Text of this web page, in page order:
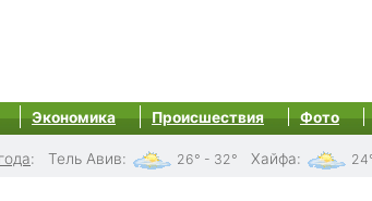
Экономика Происшествия Фото
: Тель Авив: 26° - 32° Хайфа: